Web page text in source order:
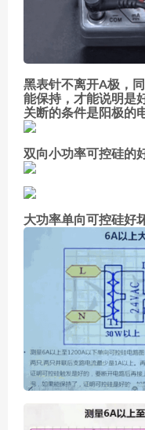
黑表针不离开A极，
能保持，才能说明是
关断的条件是阳极的
双向小功率可控硅的
大功率单向可控硅好